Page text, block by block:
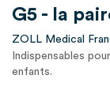
G5 - la
ZOLL Medical
Indispensables
enfants.